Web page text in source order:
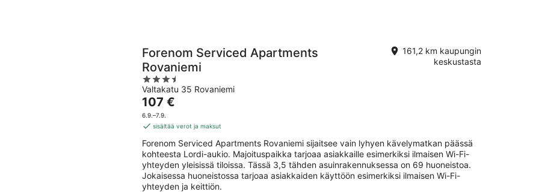
Forenom Serviced Apartments
Rovaniemi
3.5
out
of
5
Valtakatu 35 Rovaniemi
161,2 km kaupungin
keskustasta
Hinta
on
107 €
yö
107 €
6.9.–7.9.
sisältää verot ja maksut
Forenom Serviced Apartments Rovaniemi sijaitsee vain lyhyen kävelymatkan päässä
kohteesta Lordi-aukio. Majoituspaikka tarjoaa asiakkaille esimerkiksi ilmaisen Wi-Fi-
yhteyden yleisissä tiloissa. Tässä 3,5 tähden asuinrakennuksessa on 69 huoneistoa.
Jokaisessa huoneistossa tarjoaa asiakkaiden käyttöön esimerkiksi ilmaisen Wi-Fi-
yhteyden ja keittiön.